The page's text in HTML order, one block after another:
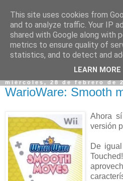
miércoles, 28 de febrero de
WarioWare: Smooth
Ahora
versión
De
This site uses cookies from
and to analyze traffic. Your IP
shared with Google along with
metrics to ensure quality of
statistics, and to detect and
LEARN MORE